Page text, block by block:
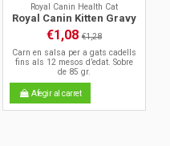
Royal Canin Health Cat
Royal Canin Kitten Gravy
€1,08 €1,28
Carn en salsa per a gats cadells
fins als 12 mesos d’edat. Sobre
de 85 gr.
Afegir al carret